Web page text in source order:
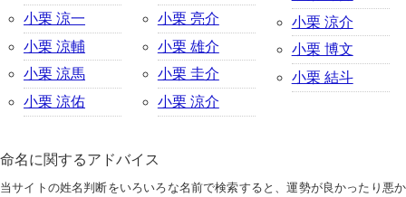
小栗 涼一
小栗 涼輔
小栗 涼馬
小栗 涼佑
小栗 亮介
小栗 雄介
小栗 圭介
小栗 涼介
小栗 涼介
小栗 博文
小栗 結斗
命名に関するアドバイス
当サイトの姓名判断をいろいろな名前で検索すると、運勢が良かったり悪か